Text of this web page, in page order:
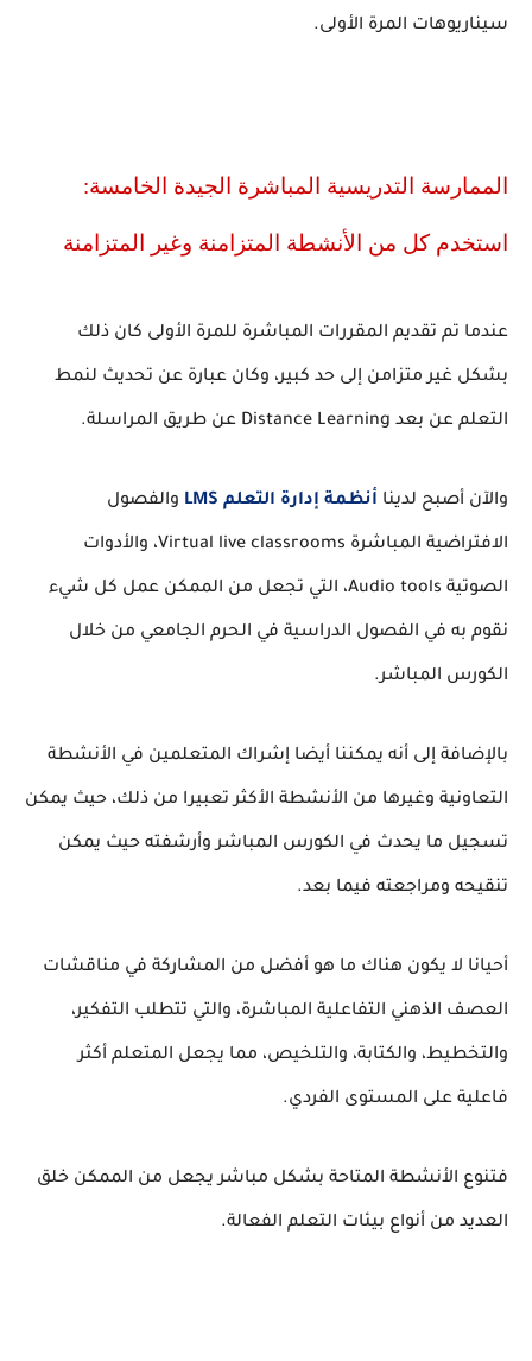
سيناريوهات المرة الأولى.
الممارسة التدريسية المباشرة الجيدة الخامسة:
استخدم كل من الأنشطة المتزامنة وغير المتزامنة
عندما تم تقديم المقررات المباشرة للمرة الأولى كان ذلك
بشكل غير متزامن إلى حد كبير، وكان عبارة عن تحديث لنمط
التعلم عن بعد Distance Learning عن طريق المراسلة.
والآن أصبح لدينا أنظمة إدارة التعلم LMS والفصول
الافتراضية المباشرة Virtual live classrooms، والأدوات
الصوتية Audio tools، التي تجعل من الممكن عمل كل شيء
نقوم به في الفصول الدراسية في الحرم الجامعي من خلال
الكورس المباشر.
بالإضافة إلى أنه يمكننا أيضا إشراك المتعلمين في الأنشطة
التعاونية وغيرها من الأنشطة الأكثر تعبيرا من ذلك، حيث يمكن
تسجيل ما يحدث في الكورس المباشر وأرشفته حيث يمكن
تنقيحه ومراجعته فيما بعد.
أحيانا لا يكون هناك ما هو أفضل من المشاركة في مناقشات
العصف الذهني التفاعلية المباشرة، والتي تتطلب التفكير،
والتخطيط، والكتابة، والتلخيص، مما يجعل المتعلم أكثر
فاعلية على المستوى الفردي.
فتنوع الأنشطة المتاحة بشكل مباشر يجعل من الممكن خلق
العديد من أنواع بيئات التعلم الفعالة.